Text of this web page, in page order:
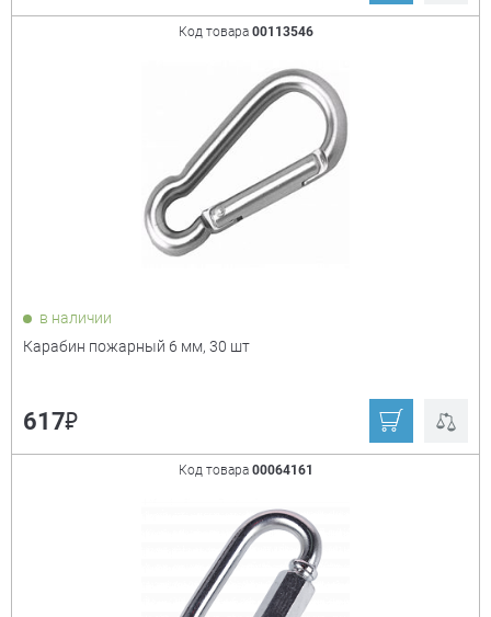
Код товара 00113546
в наличии
Карабин пожарный 6 мм, 30 шт
617₽
Код товара 00064161